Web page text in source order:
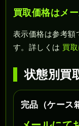
買取価格はメ
表示価格は参考額
す。詳しくは 買
状態別買
完品（ケース